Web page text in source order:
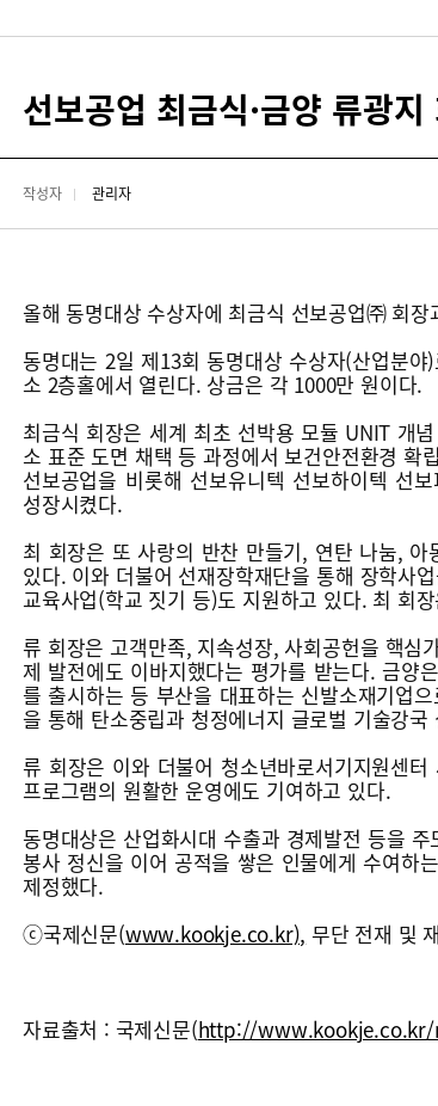
선보공업 최금식·금양 류광
작성자 관리자
올해 동명대상 수상자에 최금식 선보공업㈜ 회
동명대는 2일 제13회 동명대상 수상자(산업분
소 2층홀에서 열린다. 상금은 각 1000만 원이다.
최금식 회장은 세계 최초 선박용 모듈 UNIT 개
소 표준 도면 채택 등 과정에서 보건안전환경 확
선보공업을 비롯해 선보유니텍 선보하이텍 선
성장시켰다.
최 회장은 또 사랑의 반찬 만들기, 연탄 나눔,
있다. 이와 더불어 선재장학재단을 통해 장학사
교육사업(학교 짓기 등)도 지원하고 있다. 최 회
류 회장은 고객만족, 지속성장, 사회공헌을 핵심
제 발전에도 이바지했다는 평가를 받는다. 금양
를 출시하는 등 부산을 대표하는 신발소재기업
을 통해 탄소중립과 청정에너지 글로벌 기술강
류 회장은 이와 더불어 청소년바로서기지원센
프로그램의 원활한 운영에도 기여하고 있다.
동명대상은 산업화시대 수출과 경제발전 등을
봉사 정신을 이어 공적을 쌓은 인물에게 수여하
제정했다.
ⓒ국제신문(www.kookje.co.kr), 무단 전재 및
자료출처 : 국제신문(http://www.kookje.co.kr/